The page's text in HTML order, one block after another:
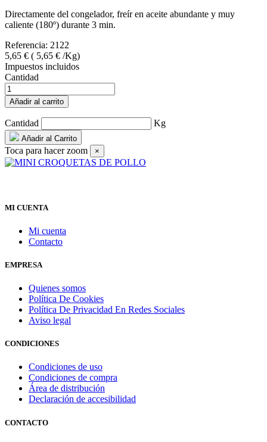
Directamente del congelador, freír en aceite abundante y muy
caliente (180º) durante 3 min.
Referencia: 2122
5,65 € ( 5,65 € /Kg)
Impuestos incluidos
Cantidad
Añadir al carrito
Cantidad Kg
Añadir al Carrito
Toca para hacer zoom ×
MI CUENTA
Mi cuenta
Contacto
EMPRESA
Quienes somos
Política De Cookies
Política De Privacidad En Redes Sociales
Aviso legal
CONDICIONES
Condiciones de uso
Condiciones de compra
Área de distribución
Declaración de accesibilidad
CONTACTO